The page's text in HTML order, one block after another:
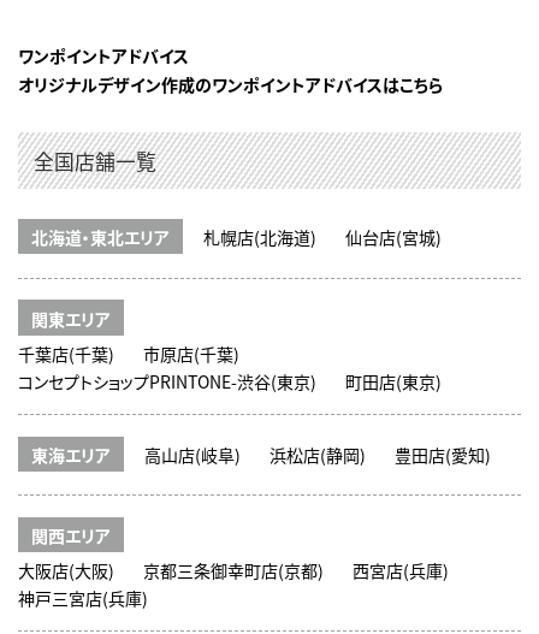
ワンポイントアドバイス
オリジナルデザイン作成のワンポイントアドバイスはこちら
全国店舗一覧
北海道・東北エリア 札幌店(北海道) 仙台店(宮城)
関東エリア
千葉店(千葉)
市原店(千葉)
コンセプトショップPRINTONE-渋谷(東京)
町田店(東京)
東海エリア 高山店(岐阜) 浜松店(静岡) 豊田店(愛知)
関西エリア
大阪店(大阪)
京都三条御幸町店(京都)
西宮店(兵庫)
神戸三宮店(兵庫)